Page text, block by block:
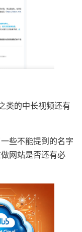
类的中长视频还有
些不能提到的名字
网站是否还有必